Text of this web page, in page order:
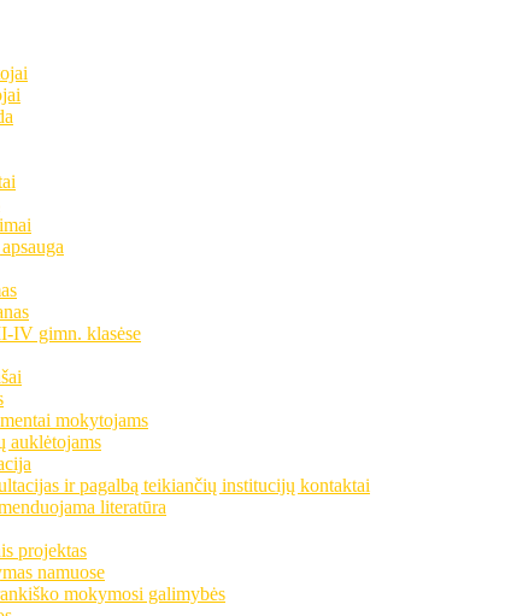
IV gimn. klasėse
mokytojams
auklėtojams
ir pagalbą teikiančių institucijų kontaktai
literatūra
projektas
namuose
mokymosi galimybės